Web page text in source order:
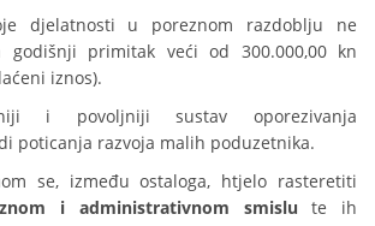
djelatnosti u poreznom razdoblju ne
godišnji primitak veći od 300.000,00 kn
iznos).
i povoljniji sustav oporezivanja
poticanja razvoja malih poduzetnika.
se, između ostaloga, htjelo rasteretiti
i administrativnom smislu te ih